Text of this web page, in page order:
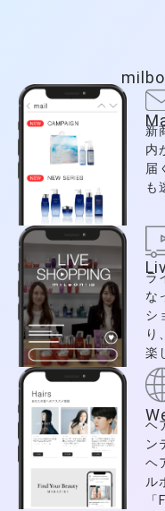
新
内
届
も
ラ
な
シ
り
楽
ヘ
ン
ヘ
ル